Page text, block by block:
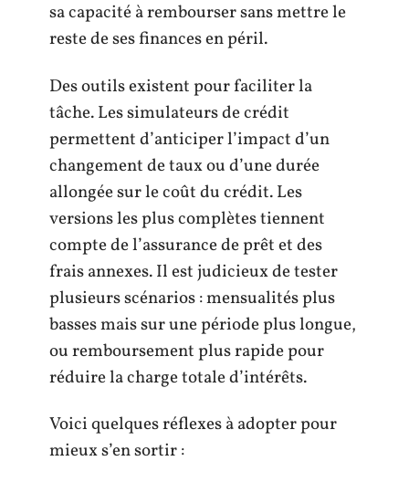
sa capacité à rembourser sans mettre le
reste de ses finances en péril.
Des outils existent pour faciliter la
tâche. Les simulateurs de crédit
permettent d’anticiper l’impact d’un
changement de taux ou d’une durée
allongée sur le coût du crédit. Les
versions les plus complètes tiennent
compte de l’assurance de prêt et des
frais annexes. Il est judicieux de tester
plusieurs scénarios : mensualités plus
basses mais sur une période plus longue,
ou remboursement plus rapide pour
réduire la charge totale d’intérêts.
Voici quelques réflexes à adopter pour
mieux s’en sortir :